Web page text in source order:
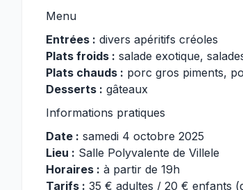
Menu
Entrées : divers apéritifs créoles
Plats froids : salade exotique,
Plats chauds : porc gros piments,
Desserts : gâteaux
Informations pratiques
Date : samedi 4 octobre 2025
Lieu : Salle Polyvalente de Villele
Horaires : à partir de 19h
Tarifs : 35 € adultes / 20 € enfants